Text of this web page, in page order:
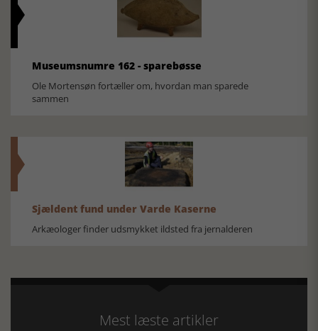
Museumsnumre 162 - sparebøsse
Ole Mortensøn fortæller om, hvordan man sparede
sammen
Sjældent fund under Varde Kaserne
Arkæologer finder udsmykket ildsted fra jernalderen
Mest læste artikler